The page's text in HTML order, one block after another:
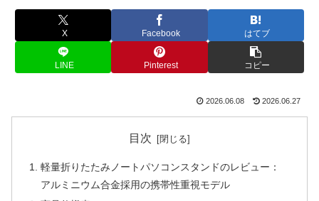
X Facebook はてブ
LINE Pinterest コピー
2026.06.08 2026.06.27
目次
軽量折りたたみノートパソコンスタンドのレビュー：
アルミニウム合金採用の携帯性重視モデル